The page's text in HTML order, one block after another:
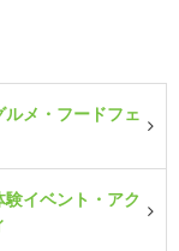
ルメ・フードフェ
験イベント・アク